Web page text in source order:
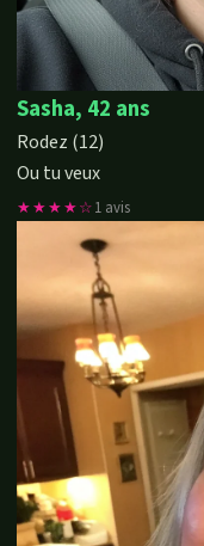
Sasha, 42 ans
Rodez (12)
Ou tu veux
★★★★☆1 avis